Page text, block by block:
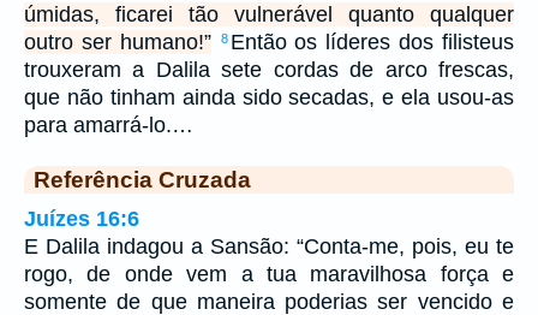
úmidas, ficarei tão vulnerável quanto qualquer
outro ser humano!”
8 Então os líderes dos filisteus
trouxeram a Dalila sete cordas de arco frescas,
que não tinham ainda sido secadas, e ela usou-as
para amarrá-lo.…
Referência Cruzada
Juízes 16:6
E Dalila indagou a Sansão: “Conta-me, pois, eu te
rogo, de onde vem a tua maravilhosa força e
somente de que maneira poderias ser vencido e